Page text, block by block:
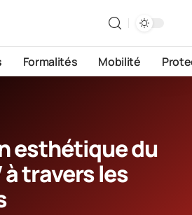
Formalités Mobilité
esthétique du
à travers les